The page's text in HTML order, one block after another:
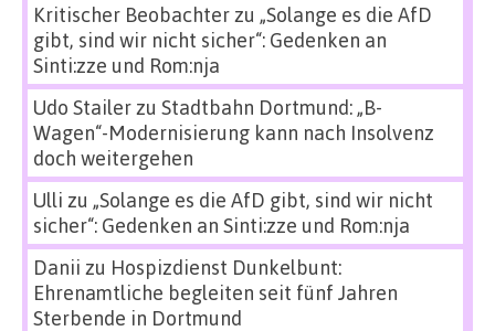
Kritischer Beobachterzu „Solange es die AfD
gibt, sind wir nicht sicher“: Gedenken an
Sinti:zze und Rom:nja
Udo Stailerzu Stadtbahn Dortmund: „B-
Wagen“-Modernisierung kann nach Insolvenz
doch weitergehen
Ulli zu „Solange es die AfD gibt, sind wir nicht
sicher“: Gedenken an Sinti:zze und Rom:nja
Danii zu Hospizdienst Dunkelbunt:
Ehrenamtliche begleiten seit fünf Jahren
Sterbende in Dortmund